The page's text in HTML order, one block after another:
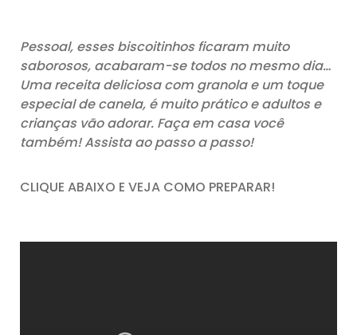
Pessoal, esses biscoitinhos ficaram muito
saborosos, acabaram-se todos no mesmo dia…
Uma receita deliciosa com granola e um toque
especial de canela, é muito prático e adultos e
crianças vão adorar. Faça em casa você
também! Assista ao passo a passo!
CLIQUE ABAIXO E VEJA COMO PREPARAR!